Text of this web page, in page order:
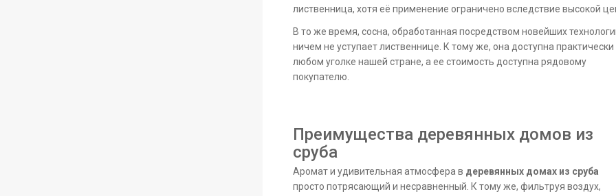
лиственница, хотя её применение ограничено вследствие высокой
В то же время, сосна, обработанная посредством новейших
ничем не уступает лиственнице. К тому же, она доступна практически
любом уголке нашей стране, а ее стоимость доступна рядовому
покупателю.
Преимущества деревянных домов из
сруба
Аромат и удивительная атмосфера в деревянных домах из сруба
просто потрясающий и несравненный. К тому же, фильтруя воздух,